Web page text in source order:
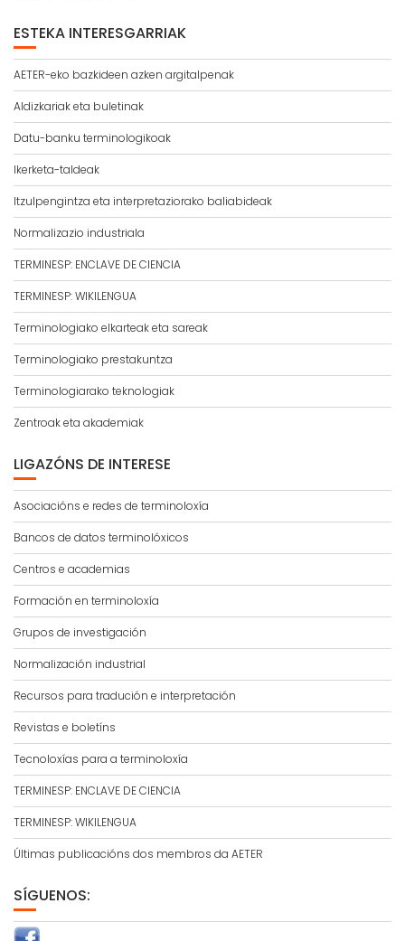
ESTEKA INTERESGARRIAK
AETER-eko bazkideen azken argitalpenak
Aldizkariak eta buletinak
Datu-banku terminologikoak
Ikerketa-taldeak
Itzulpengintza eta interpretaziorako baliabideak
Normalizazio industriala
TERMINESP: ENCLAVE DE CIENCIA
TERMINESP: WIKILENGUA
Terminologiako elkarteak eta sareak
Terminologiako prestakuntza
Terminologiarako teknologiak
Zentroak eta akademiak
LIGAZÓNS DE INTERESE
Asociacións e redes de terminoloxía
Bancos de datos terminolóxicos
Centros e academias
Formación en terminoloxía
Grupos de investigación
Normalización industrial
Recursos para tradución e interpretación
Revistas e boletíns
Tecnoloxías para a terminoloxía
TERMINESP: ENCLAVE DE CIENCIA
TERMINESP: WIKILENGUA
Últimas publicacións dos membros da AETER
SÍGUENOS: